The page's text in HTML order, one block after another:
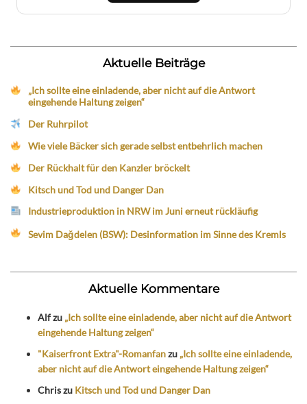
Aktuelle Beiträge
„Ich sollte eine einladende, aber nicht auf die Antwort
eingehende Haltung zeigen“
Der Ruhrpilot
Wie viele Bäcker sich gerade selbst entbehrlich machen
Der Rückhalt für den Kanzler bröckelt
Kitsch und Tod und Danger Dan
Industrieproduktion in NRW im Juni erneut rückläufig
Sevim Dağdelen (BSW): Desinformation im Sinne des Kremls
Aktuelle Kommentare
Alfzu „Ich sollte eine einladende, aber nicht auf die Antwort
eingehende Haltung zeigen“
"Kaiserfront Extra"-Romanfanzu „Ich sollte eine einladende,
aber nicht auf die Antwort eingehende Haltung zeigen“
Chriszu Kitsch und Tod und Danger Dan